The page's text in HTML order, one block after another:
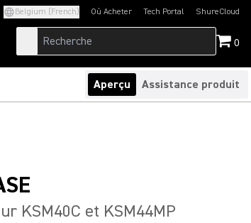
Belgium (French) Où Acheter Tech Portal
(Opens in a new tab)ShureCloud
(Opens in a new
0
Aperçu Assistance produit
KSM40C et KSM44MP